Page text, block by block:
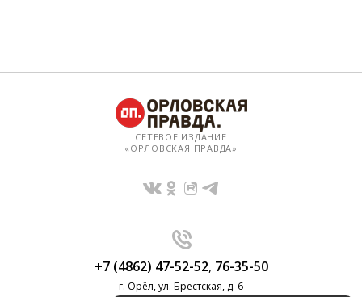
СЕТЕВОЕ ИЗДАНИЕ
«ОРЛОВСКАЯ ПРАВДА»
+7 (4862) 47-52-52, 76-35-50
г. Орёл, ул. Брестская, д. 6